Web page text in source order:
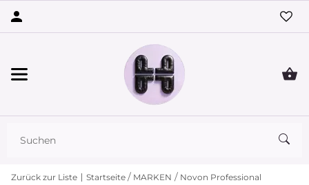
Zurück zur Liste Startseite MARKEN
Novon Professional